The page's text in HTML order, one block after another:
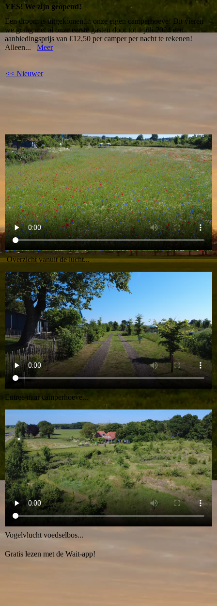
YES! We zijn geopend!
Een droom is uitgekomen.... onze eigen camperhoeve! Dit vieren
we graag met al onze eerste gasten door tot 1 juli 2024 een
aanbiedingsprijs van €12,50 per camper per nacht te rekenen!
Alleen... Meer
<< Nieuwer
Overzicht vanuit de lucht...
Entree naar camperhoeve...
Vogelvlucht voedselbos...
Gratis lezen met de Wait-app!